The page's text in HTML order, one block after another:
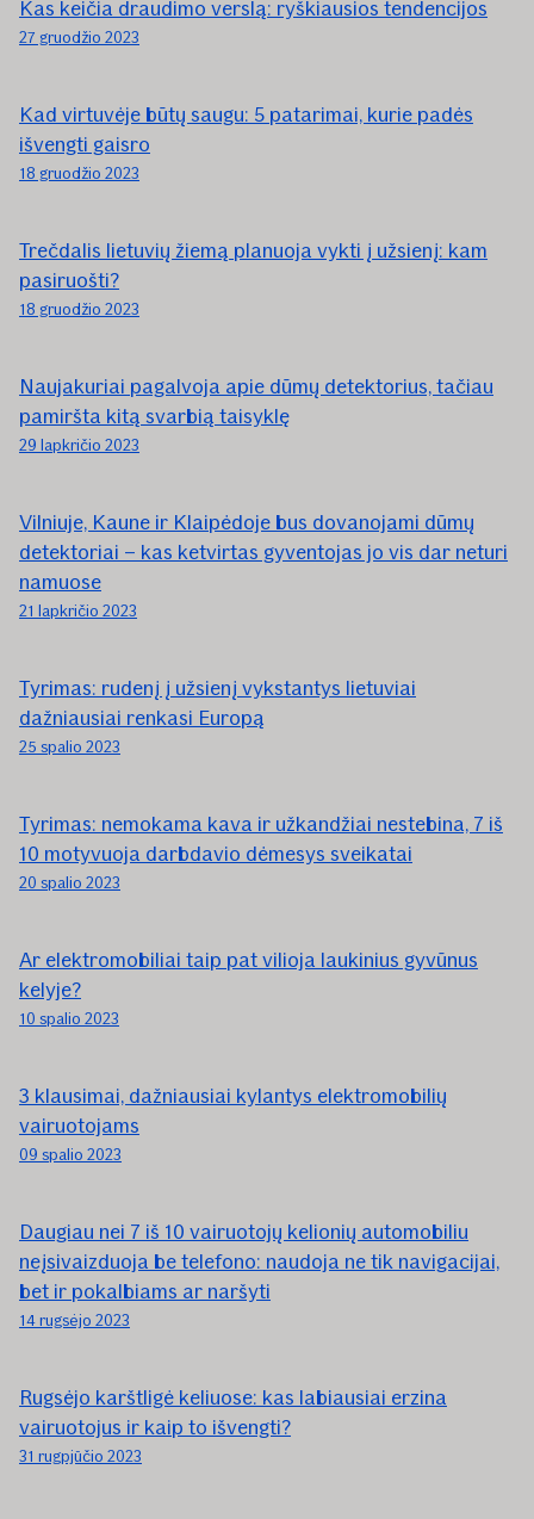
Kas keičia draudimo verslą: ryškiausios tendencijos
27 gruodžio 2023
Kad virtuvėje būtų saugu: 5 patarimai, kurie padės
išvengti gaisro
18 gruodžio 2023
Trečdalis lietuvių žiemą planuoja vykti į užsienį: kam
pasiruošti?
18 gruodžio 2023
Naujakuriai pagalvoja apie dūmų detektorius, tačiau
pamiršta kitą svarbią taisyklę
29 lapkričio 2023
Vilniuje, Kaune ir Klaipėdoje bus dovanojami dūmų
detektoriai – kas ketvirtas gyventojas jo vis dar neturi
namuose
21 lapkričio 2023
Tyrimas: rudenį į užsienį vykstantys lietuviai
dažniausiai renkasi Europą
25 spalio 2023
Tyrimas: nemokama kava ir užkandžiai nestebina, 7 iš
10 motyvuoja darbdavio dėmesys sveikatai
20 spalio 2023
Ar elektromobiliai taip pat vilioja laukinius gyvūnus
kelyje?
10 spalio 2023
3 klausimai, dažniausiai kylantys elektromobilių
vairuotojams
09 spalio 2023
Daugiau nei 7 iš 10 vairuotojų kelionių automobiliu
neįsivaizduoja be telefono: naudoja ne tik navigacijai,
bet ir pokalbiams ar naršyti
14 rugsėjo 2023
Rugsėjo karštligė keliuose: kas labiausiai erzina
vairuotojus ir kaip to išvengti?
31 rugpjūčio 2023